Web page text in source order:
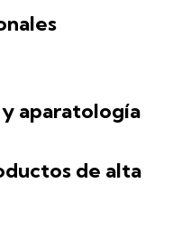
aparatología
de alta